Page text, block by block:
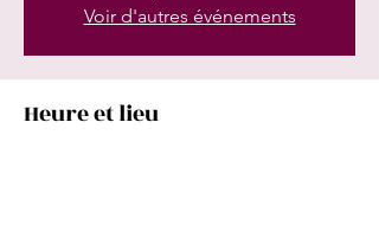
Voir d'autres événements
Heure et lieu